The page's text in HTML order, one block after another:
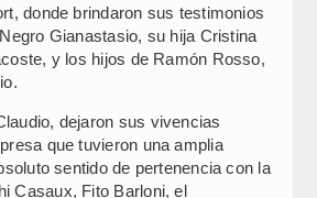
donde brindaron sus testimonios
Gianastasio, su hija Cristina
y los hijos de Ramón Rosso,
dejaron sus vivencias
que tuvieron una amplia
sentido de pertenencia con la
Casaux, Fito Barloni, el